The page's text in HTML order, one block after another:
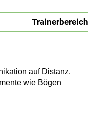
Trainerbereich
auf Distanz.
wie Bögen